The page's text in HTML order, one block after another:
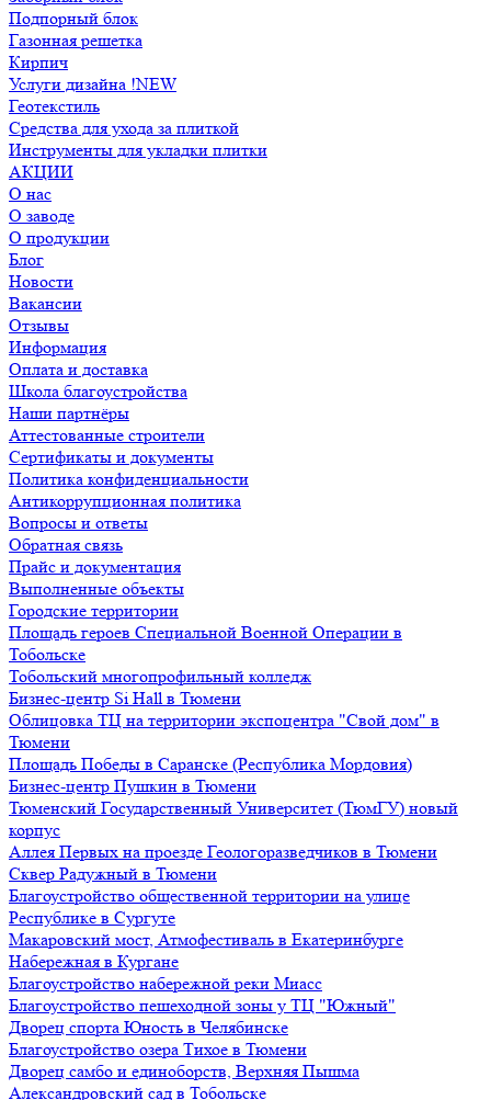
Подпорный блок
Газонная решетка
Кирпич
Услуги дизайна !NEW
Геотекстиль
Средства для ухода за плиткой
Инструменты для укладки плитки
АКЦИИ
О нас
О заводе
О продукции
Блог
Новости
Вакансии
Отзывы
Информация
Оплата и доставка
Школа благоустройства
Наши партнёры
Аттестованные строители
Сертификаты и документы
Политика конфиденциальности
Антикоррупционная политика
Вопросы и ответы
Обратная связь
Прайс и документация
Выполненные объекты
Городские территории
Площадь героев Специальной Военной Операции в
Тобольске
Тобольский многопрофильный колледж
Бизнес-центр Si Hall в Тюмени
Облицовка ТЦ на территории экспоцентра "Свой дом" в
Тюмени
Площадь Победы в Саранске (Республика Мордовия)
Бизнес-центр Пушкин в Тюмени
Тюменский Государственный Университет (ТюмГУ) новый
корпус
Аллея Первых на проезде Геологоразведчиков в Тюмени
Сквер Радужный в Тюмени
Благоустройство общественной территории на улице
Республике в Сургуте
Макаровский мост, Атмофестиваль в Екатеринбурге
Набережная в Кургане
Благоустройство набережной реки Миасс
Благоустройство пешеходной зоны у ТЦ "Южный"
Дворец спорта Юность в Челябинске
Благоустройство озера Тихое в Тюмени
Дворец самбо и единоборств, Верхняя Пышма
Александровский сад в Тобольске